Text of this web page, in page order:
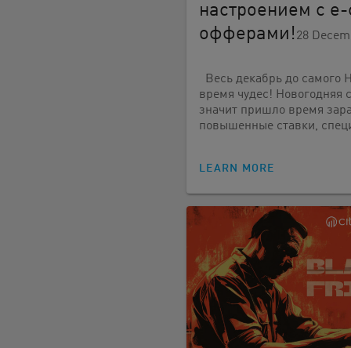
настроением с
офферами! 28
Весь декабрь до самого
время чудес! Новогодняя
значит пришло время
повышенные ставки,
LEARN MORE